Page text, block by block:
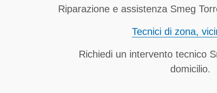
Riparazione e assistenza Smeg
Tecnici di zona,
Richiedi un intervento tecnico
domicilio.